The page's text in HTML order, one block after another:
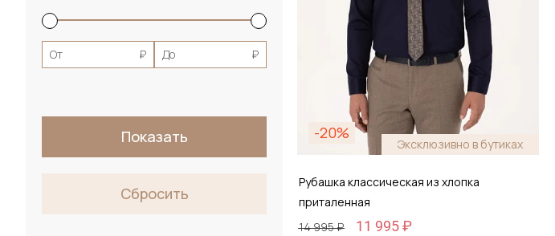
От ₽ До ₽
Показать
Сбросить
-20%
Эксклюзивно в бутиках
Рубашка классическая из хлопка
приталенная
14 995 ₽
11 995 ₽